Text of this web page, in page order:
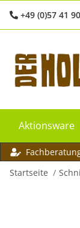
+49 (0)57 41
Aktionsware
Startseite